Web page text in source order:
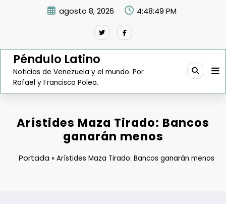
agosto 8, 2026 4:48:50 PM
Péndulo Latino
Noticias de Venezuela y el mundo. Por
Rafael y Francisco Poleo.
Arístides Maza Tirado: Bancos
ganarán menos
Portada» Arístides Maza Tirado: Bancos ganarán menos